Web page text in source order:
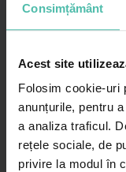
Consimțământ
Acest site
Folosim cookie-uri
anunțurile, pentru
a analiza traficul.
rețele sociale, de
privire la modul în